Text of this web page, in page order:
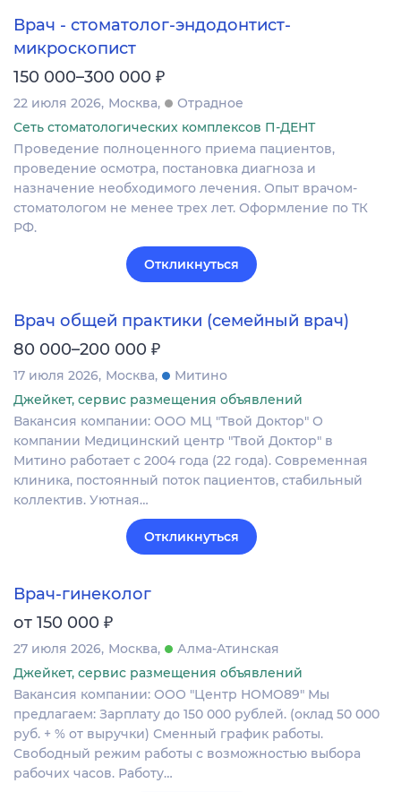
Врач - стоматолог-эндодонтист-
микроскопист
150 000–300 000 ₽
22 июля 2026 Москва
Отрадное
Сеть стоматологических комплексов П-ДЕНТ
Проведение полноценного приема пациентов,
проведение осмотра, постановка диагноза и
назначение необходимого лечения. Опыт врачом-
стоматологом не менее трех лет. Оформление по ТК
РФ.
Откликнуться
Врач общей практики (семейный врач)
80 000–200 000 ₽
17 июля 2026 Москва
Митино
Джейкет, сервис размещения объявлений
Вакансия компании: ООО МЦ "Твой Доктор" О
компании Медицинский центр "Твой Доктор" в
Митино работает с 2004 года (22 года). Современная
клиника, постоянный поток пациентов, стабильный
коллектив. Уютная…
Откликнуться
Врач-гинеколог
от 150 000 ₽
27 июля 2026 Москва
Алма-Атинская
Джейкет, сервис размещения объявлений
Вакансия компании: ООО "Центр НОМО89" Мы
предлагаем: Зарплату до 150 000 рублей. (оклад 50 000
руб. + % от выручки) Сменный график работы.
Свободный режим работы с возможностью выбора
рабочих часов. Работу…